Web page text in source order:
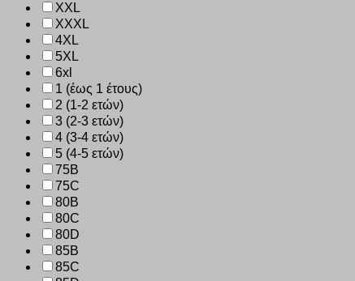
XXL
XXXL
4XL
5XL
6xl
1 (έως 1 έτους)
2 (1-2 ετών)
3 (2-3 ετών)
4 (3-4 ετών)
5 (4-5 ετών)
75B
75C
80B
80C
80D
85B
85C